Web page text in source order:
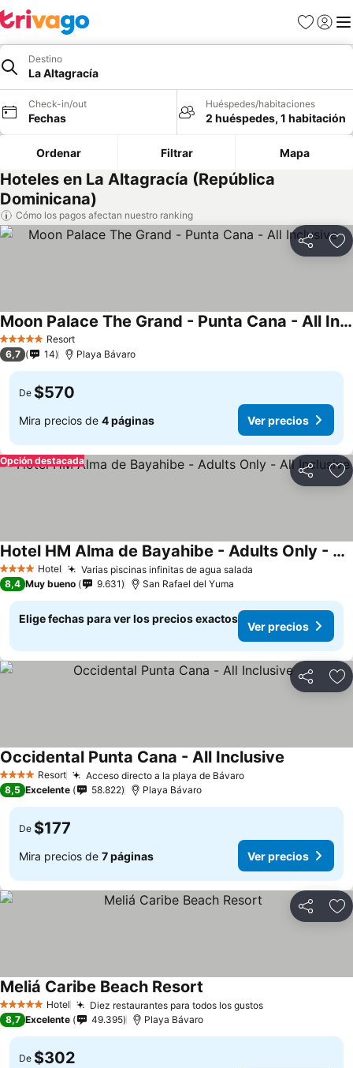
Favoritos
Iniciar
Destino
La Altagracía
Check-in/out
Fechas
Huéspedes/habitaciones
2 huéspedes, 1 habitación
Ordenar Filtrar Mapa
Hoteles en La Altagracía (República
Dominicana)
Cómo los pagos afectan nuestro ranking
Compartir
5 Estrellas Resort
Moon Palace The Grand - Punta Cana - All Inclusive
6,7 14 Playa Bávaro
De $570
Mira precios de 4 páginas Ver precios
Compartir
Opción destacada
4 EstrellasHotel Varias piscinas infinitas de agua salada
Hotel HM Alma de Bayahibe - Adults Only - All Inclusive
8,4 Muy bueno 9.631 San Rafael del Yuma
Elige fechas para ver los precios exactos
Ver precios
Compartir
4 EstrellasResort Acceso directo a la playa de Bávaro
Occidental Punta Cana - All Inclusive
8,5 Excelente 58.822 Playa Bávaro
De $177
Mira precios de 7 páginas Ver precios
Compartir
5 Estrellas Hotel Diez restaurantes para todos los gustos
Meliá Caribe Beach Resort
8,7 Excelente 49.395 Playa Bávaro
De $302